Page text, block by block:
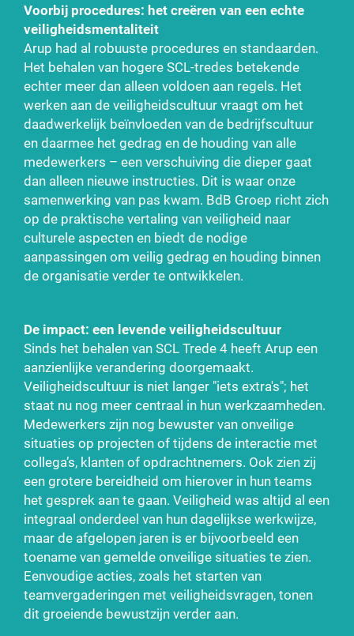
Voorbij procedures: het creëren van een echte
veiligheidsmentaliteit
Arup had al robuuste procedures en standaarden.
Het behalen van hogere SCL-tredes betekende
echter meer dan alleen voldoen aan regels. Het
werken aan de veiligheidscultuur vraagt om het
daadwerkelijk beïnvloeden van de bedrijfscultuur
en daarmee het gedrag en de houding van alle
medewerkers – een verschuiving die dieper gaat
dan alleen nieuwe instructies. Dit is waar onze
samenwerking van pas kwam. BdB Groep richt zich
op de praktische vertaling van veiligheid naar
culturele aspecten en biedt de nodige
aanpassingen om veilig gedrag en houding binnen
de organisatie verder te ontwikkelen.
De impact: een levende veiligheidscultuur
Sinds het behalen van SCL Trede 4 heeft Arup een
aanzienlijke verandering doorgemaakt.
Veiligheidscultuur is niet langer "iets extra's"; het
staat nu nog meer centraal in hun werkzaamheden.
Medewerkers zijn nog bewuster van onveilige
situaties op projecten of tijdens de interactie met
collega’s, klanten of opdrachtnemers. Ook zien zij
een grotere bereidheid om hierover in hun teams
het gesprek aan te gaan. Veiligheid was altijd al een
integraal onderdeel van hun dagelijkse werkwijze,
maar de afgelopen jaren is er bijvoorbeeld een
toename van gemelde onveilige situaties te zien.
Eenvoudige acties, zoals het starten van
teamvergaderingen met veiligheidsvragen, tonen
dit groeiende bewustzijn verder aan.